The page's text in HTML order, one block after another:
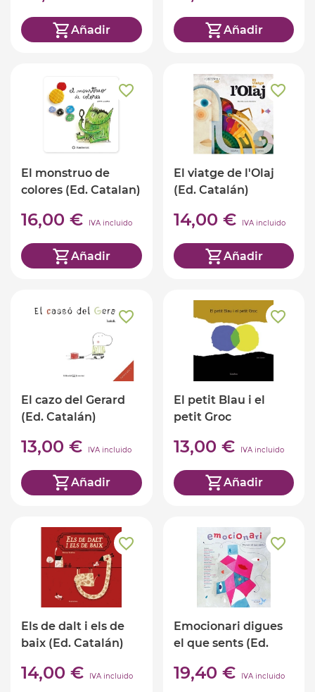
Añadir Añadir
El monstruo de
colores (Ed. Catalan)
16,00 € IVA incluido
Añadir
El viatge de l'Olaj
(Ed. Catalán)
14,00 € IVA incluido
Añadir
El cazo del Gerard
(Ed. Catalán)
13,00 € IVA incluido
Añadir
El petit Blau i el
petit Groc
13,00 € IVA incluido
Añadir
Els de dalt i els de
baix (Ed. Catalán)
14,00 € IVA incluido
Emocionari digues
el que sents (Ed.
19,40 € IVA incluido